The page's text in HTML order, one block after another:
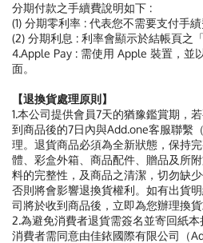
分期付款之手續費說明如下 :
(1) 分期零利率 : 代表您不需要支付手績
(2) 分期利息 : 利率會顯示於結帳頁之
4.Apple Pay : 需使用 Apple 裝置，並
面。
【退換貨處理原則】
1.本公司提供會員7天的猶豫鑑賞期，
到商品後的7日內與Add.one客服聯繫
理。退貨商品必須為全新狀態，保持
體、彩盒外箱、商品配件、贈品及所
料的完整性，及商品之清潔，切勿缺
否則將會影響退換貨權利。如有出貨
司將於收到商品後，立即為您辦理換貨
2.為避免消費者退貨需簽名並寄回紙本
消費者需同意由佳銥國際有限公司（